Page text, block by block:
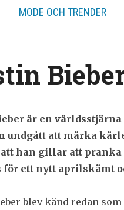
MODE OCH TRENDER
är en
undgått att märka
han gillar att
för ett nytt aprilskämt
blev känd redan